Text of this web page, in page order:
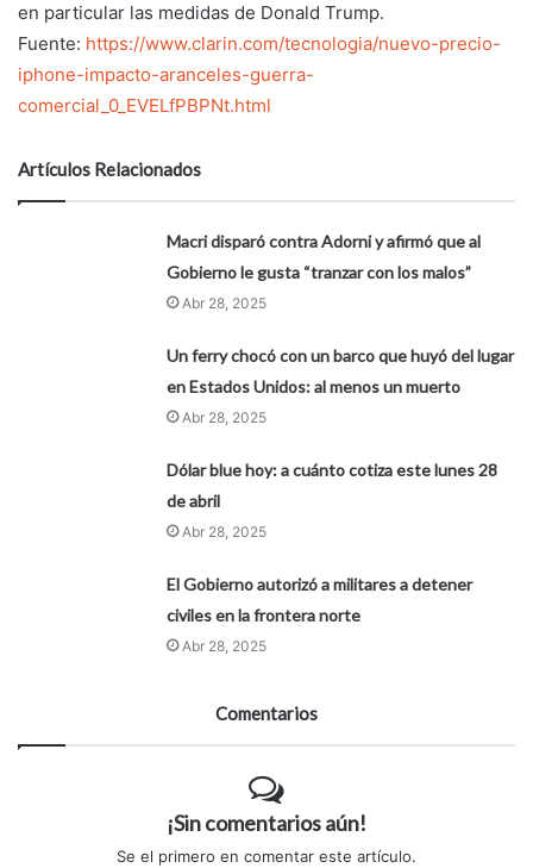
en particular las medidas de Donald Trump.
Fuente: https://www.clarin.com/tecnologia/nuevo-precio-
iphone-impacto-aranceles-guerra-
comercial_0_EVELfPBPNt.html
Artículos Relacionados
Macri disparó contra Adorni y afirmó que al
Gobierno le gusta “tranzar con los malos”
Abr 28, 2025
Un ferry chocó con un barco que huyó del lugar
en Estados Unidos: al menos un muerto
Abr 28, 2025
Dólar blue hoy: a cuánto cotiza este lunes 28
de abril
Abr 28, 2025
El Gobierno autorizó a militares a detener
civiles en la frontera norte
Abr 28, 2025
Comentarios
¡Sin comentarios aún!
Se el primero en comentar este artículo.